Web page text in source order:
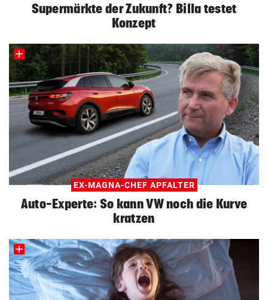
Supermärkte der Zukunft? Billa testet
Konzept
EX-MAGNA-CHEF APFALTER
Auto-Experte: So kann VW noch die Kurve
kratzen